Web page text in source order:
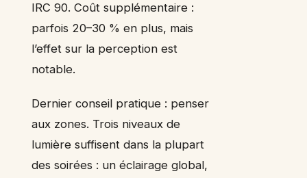
IRC 90. Coût supplémentaire :
parfois 20–30 % en plus, mais
l’effet sur la perception est
notable.
Dernier conseil pratique : penser
aux zones. Trois niveaux de
lumière suffisent dans la plupart
des soirées : un éclairage global,